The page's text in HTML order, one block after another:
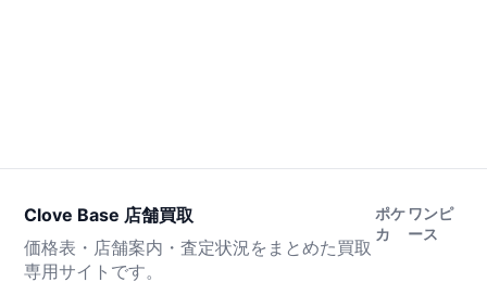
Clove Base 店舗買取
価格表・店舗案内・査定状況をまとめた買取
専用サイトです。
ポケ
カ
ワンピ
ース